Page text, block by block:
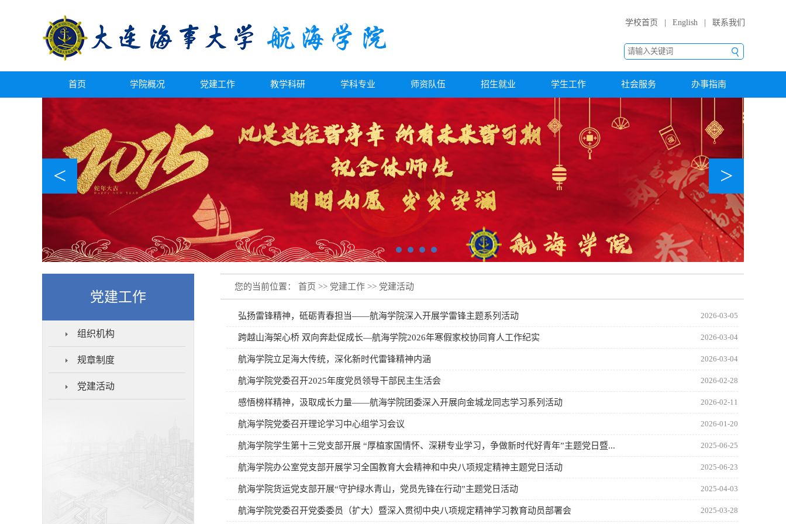
学校首页 English 联系我们
首页 学院概况 党建工作 教学科研 学科专业 师资队伍 招生就业 学生工作 社会服务 办事指南
< >
党建工作
组织机构
规章制度
党建活动
您的当前位置： 首页 >> 党建工作 >> 党建活动
2026-03-05
弘扬雷锋精神，砥砺青春担当——航海学院深入开展学雷锋主题系列活动
2026-03-04
跨越山海架心桥 双向奔赴促成长—航海学院2026年寒假家校协同育人工作纪实
2026-03-04
航海学院立足海大传统，深化新时代雷锋精神内涵
2026-02-28
航海学院党委召开2025年度党员领导干部民主生活会
2026-02-11
感悟榜样精神，汲取成长力量——航海学院团委深入开展向金城龙同志学习系列活动
2026-01-20
航海学院党委召开理论学习中心组学习会议
2025-06-25
航海学院学生第十三党支部开展 “厚植家国情怀、深耕专业学习，争做新时代好青年”主题党日暨...
2025-06-23
航海学院办公室党支部开展学习全国教育大会精神和中央八项规定精神主题党日活动
2025-04-03
航海学院货运党支部开展“守护绿水青山，党员先锋在行动”​主题党日活动
2025-03-28
航海学院党委召开党委委员（扩大）暨深入贯彻中央八项规定精神学习教育动员部署会